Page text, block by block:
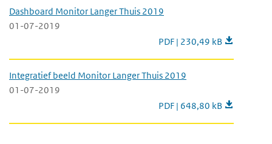
Dashboard Monitor Langer Thuis 2019
01-07-2019
Dashboard Monitor Langer
PDF | 230,49 kB
Integratief beeld Monitor Langer Thuis 2019
01-07-2019
Integratief beeld Monitor
PDF | 648,80 kB